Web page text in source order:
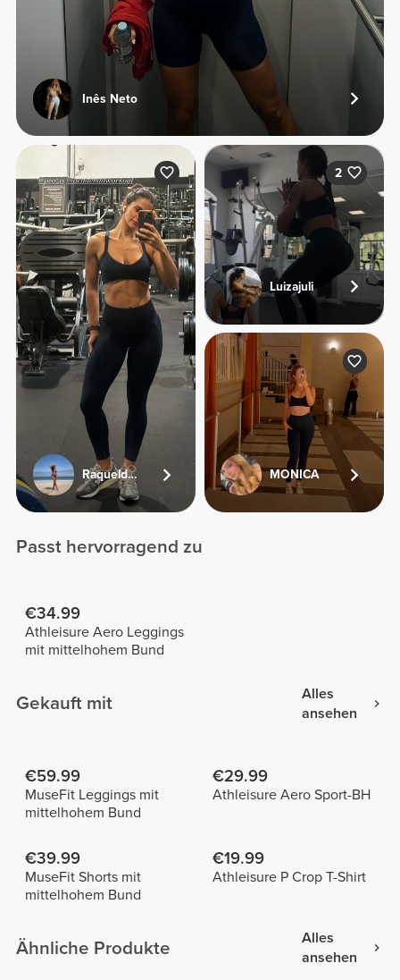
Inês Neto
Raqueldcunha
2
Luizajuli
MONICA
Passt hervorragend zu
€34.99
Athleisure Aero Leggings
mit mittelhohem Bund
Gekauft mit
Alles
ansehen
€59.99
MuseFit Leggings mit
mittelhohem Bund
€29.99
Athleisure Aero Sport-BH
€39.99
MuseFit Shorts mit
mittelhohem Bund
€19.99
Athleisure P Crop T-Shirt
Ähnliche Produkte
Alles
ansehen